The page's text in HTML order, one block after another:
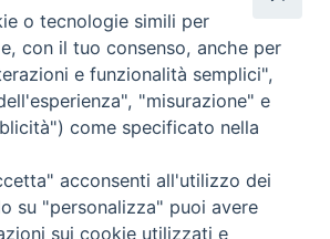
- Tutti i diritti riservati - Vita
o tecnologie simili per
con il tuo consenso, anche per
e funzionalità semplici",
"misurazione" e
come specificato nella
acconsenti all'utilizzo dei
su "personalizza" puoi avere
sui cookie utilizzati e